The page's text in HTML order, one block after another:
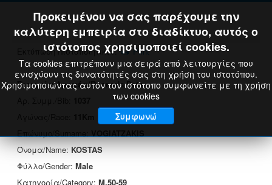
Εκτύπωση Πιστοποιητικού: Print
Στοιχεία Δρομέα/Runner's Data
Όνομα/Name:KOSTAS
Φύλλο/Gender: Male
Κατηγορία/Category: M,50-59
Προκειμένου να σας παρέχουμε την
καλύτερη εμπειρία στο διαδίκτυο, αυτός ο
ιστότοπος χρησιμοποιεί cookies.
Τα cookies επιτρέπουν μια σειρά από λειτουργίες που
ενισχύουν τις δυνατότητές σας στη χρήση του ιστοτόπου.
Χρησιμοποιώντας αυτόν τον ιστότοπο συμφωνείτε με τη χρήση
των cookies
Συμφωνώ